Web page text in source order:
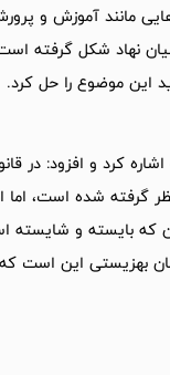
مانند آموزش و
نهاد شکل گرفته است
این موضوع را حل کرد.
کرد و افزود: در
گرفته شده است، اما
که بایسته و
بهزیستی این